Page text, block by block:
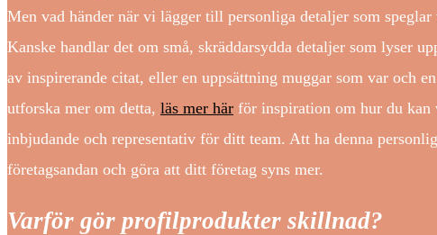
Men vad händer när vi lägger till personliga detaljer som
Kanske handlar det om små, skräddarsydda detaljer som lyser
av inspirerande citat, eller en uppsättning muggar som var och
utforska mer om detta, läs mer här för inspiration om hur du kan
inbjudande och representativ för ditt team. Att ha denna
företagsandan och göra att ditt företag syns mer.
Varför gör profilprodukter skillnad?